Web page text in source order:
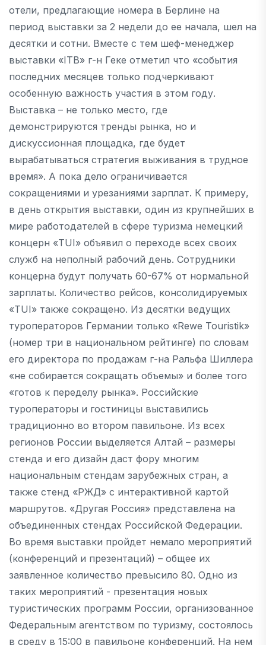
отели, предлагающие номера в Берлине на
период выставки за 2 недели до ее начала, шел на
десятки и сотни. Вместе с тем шеф-менеджер
выставки «ITB» г-н Геке отметил что «события
последних месяцев только подчеркивают
особенную важность участия в этом году.
Выставка – не только место, где
демонстрируются тренды рынка, но и
дискуссионная площадка, где будет
вырабатываться стратегия выживания в трудное
время». А пока дело ограничивается
сокращениями и урезаниями зарплат. К примеру,
в день открытия выставки, один из крупнейших в
мире работодателей в сфере туризма немецкий
концерн «TUI» объявил о переходе всех своих
служб на неполный рабочий день. Сотрудники
концерна будут получать 60-67% от нормальной
зарплаты. Количество рейсов, консолидируемых
«TUI» также сокращено. Из десятки ведущих
туроператоров Германии только «Rewe Touristik»
(номер три в национальном рейтинге) по словам
его директора по продажам г-на Ральфа Шиллера
«не собирается сокращать объемы» и более того
«готов к переделу рынка». Российские
туроператоры и гостиницы выставились
традиционно во втором павильоне. Из всех
регионов России выделяется Алтай – размеры
стенда и его дизайн даст фору многим
национальным стендам зарубежных стран, а
также стенд «РЖД» с интерактивной картой
маршрутов. «Другая Россия» представлена на
объединенных стендах Российской Федерации.
Во время выставки пройдет немало мероприятий
(конференций и презентаций) – общее их
заявленное количество превысило 80. Одно из
таких мероприятий - презентация новых
туристических программ России, организованное
Федеральным агентством по туризму, состоялось
в среду в 15:00 в павильоне конференций. На нем